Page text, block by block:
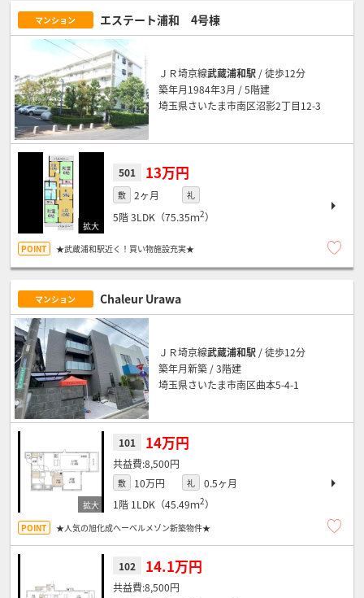
マンション エステート浦和 4号棟
ＪＲ埼京線武蔵浦和駅 / 徒歩12分
築年月1984年3月 / 5階建
埼玉県さいたま市南区沼影2丁目12-3
501 13万円
敷 2ヶ月 礼
5階3LDK（75.35ｍ2）
★武蔵浦和駅近く！買い物施設充実★
マンション Chaleur Urawa
ＪＲ埼京線武蔵浦和駅 / 徒歩12分
築年月新築 / 3階建
埼玉県さいたま市南区曲本5-4-1
101 14万円
8,500円
敷 10万円 礼
0.5ヶ月
1階 1LDK（45.49ｍ2）
★人気の旭化成へーベルメゾン新築物件★
102 14.1万円
8,500円